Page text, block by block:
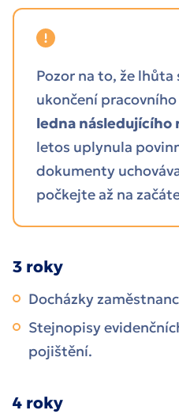
Pozor na to, že
ukončení
ledna následujícího
letos uplynula
dokumenty
počkejte až na
3 roky
Docházky
Stejnopisy
pojištění.
4 roky